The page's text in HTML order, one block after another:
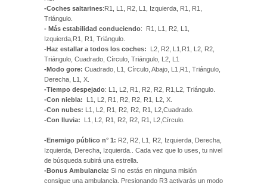
-Coches saltarines:R1, L1, R2, L1, Izquierda, R1, R1,
Triángulo.
- Más estabilidad conduciendo: R1, L1, R2, L1,
Izquierda,R1, R1, Triángulo.
-Haz estallar a todos los coches:
L2, R2, L1,R1, L2, R2,
Triángulo, Cuadrado, Círculo, Triángulo, L2, L1
-Modo gore: Cuadrado, L1, Círculo, Abajo, L1,R1, Triángulo,
Derecha, L1, X.
-Tiempo despejado: L1, L2, R1, R2, R2, R1,L2, Triángulo.
-Con niebla: L1, L2, R1, R2, R2, R1, L2, X.
-Con nubes: L1, L2, R1, R2, R2, R1, L2,Cuadrado.
-Con lluvia: L1, L2, R1, R2, R2, R1, L2,Círculo.
-Enemigo público n° 1: R2, R2, L1, R2, Izquierda, Derecha,
Izquierda, Derecha, Izquierda.. Cada vez que lo uses, tu nivel
de búsqueda subirá una estrella.
-Bonus Ambulancia: Si no estás en ninguna misión
consigue una ambulancia. Presionando R3 activarás un modo